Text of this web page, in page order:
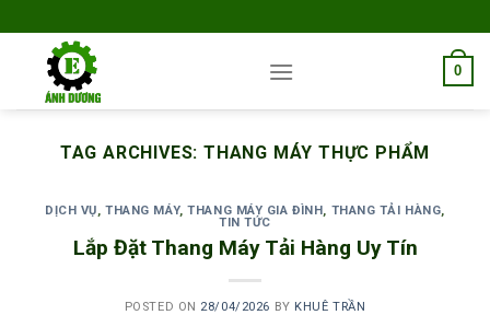
to
content
0
TAG ARCHIVES: THANG MÁY THỰC PHẨM
DỊCH VỤ,THANG MÁY,THANG MÁY GIA ĐÌNH, THANG TẢI HÀNG,
TIN TỨC
Lắp Đặt Thang Máy Tải Hàng Uy Tín
POSTED ON 28/04/2026 BY KHUÊ TRẦN